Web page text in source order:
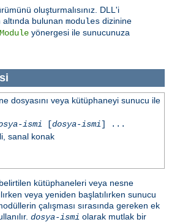
oluşturmalısınız. DLL'i
bulunan modules dizinine
yönergesi ile sunucunuza
dosyasını veya kütüphaneyi sunucu ile
ismi [dosya-ismi] ...
sanal konak
kütüphaneleri veya nesne
veya yeniden başlatılırken sunucu
çalışması sırasında gereken ek
dosya-ismi olarak mutlak bir